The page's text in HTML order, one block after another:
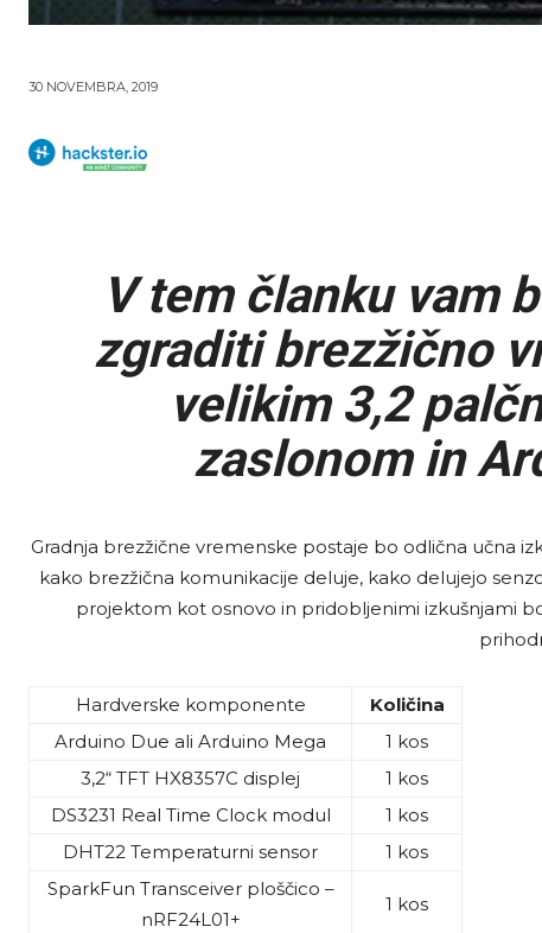
30 NOVEMBRA, 2019
V tem članku vam
zgraditi brezžično
velikim 3,2
zaslonom in
Gradnja brezžične vremenske postaje bo odlična učna
kako brezžična komunikacije deluje, kako delujejo
projektom kot osnovo in pridobljenimi izkušnjami
Hardverske komponente
Količina
Arduino Due ali Arduino Mega
1 kos
3,2“ TFT HX8357C displej
1 kos
DS3231 Real Time Clock modul
1 kos
DHT22 Temperaturni sensor
1 kos
SparkFun Transceiver ploščico –
nRF24L01+
1 kos